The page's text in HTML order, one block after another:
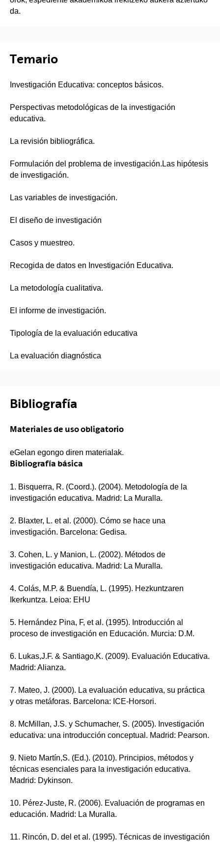
da.
Temario
Investigación Educativa: conceptos básicos.
Perspectivas metodológicas de la investigación
educativa.
La revisión bibliográfica.
Formulación del problema de investigación.Las hipótesis
de investigación.
Las variables de investigación.
El diseño de investigación
Casos y muestreo.
Recogida de datos en Investigación Educativa.
La metodología cualitativa.
El informe de investigación.
Tipología de la evaluación educativa
La evaluación diagnóstica
Bibliografía
Materiales de uso obligatorio
eGelan egongo diren materialak.
Bibliografía básica
1. Bisquerra, R. (Coord.). (2004). Metodología de la
investigación educativa. Madrid: La Muralla.
2. Blaxter, L. et al. (2000). Cómo se hace una
investigación. Barcelona: Gedisa.
3. Cohen, L. y Manion, L. (2002). Métodos de
investigación educativa. Madrid: La Muralla.
4. Colás, M.P. & Buendía, L. (1995). Hezkuntzaren
Ikerkuntza. Leioa: EHU
5. Hernández Pina, F, et al. (1995). Introducción al
proceso de investigación en Educación. Murcia: D.M.
6. Lukas,J.F. & Santiago,K. (2009). Evaluación Educativa.
Madrid: Alianza.
7. Mateo, J. (2000). La evaluación educativa, su práctica
y otras metáforas. Barcelona: ICE-Horsori.
8. McMillan, J.S. y Schumacher, S. (2005). Investigación
educativa: una introducción conceptual. Madrid: Pearson.
9. Nieto Martín,S. (Ed.). (2010). Principios, métodos y
técnicas esenciales para la investigación educativa.
Madrid: Dykinson.
10. Pérez-Juste, R. (2006). Evaluación de programas en
educación. Madrid: La Muralla.
11. Rincón, D. del et al. (1995). Técnicas de investigación